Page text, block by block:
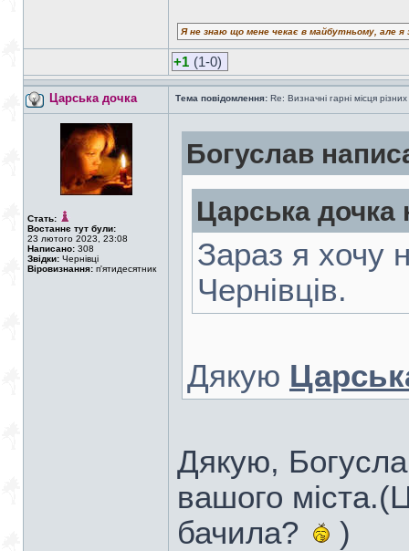
Я не знаю що мене чекає в майбутньому, але
+1 (1-0)
Царська дочка Тема повідомлення: Re: Визначні гарні місця
Стать:
Востаннє тут були:
23 лютого 2023, 23:08
Написано: 308
Звідки: Чернівці
Віровизнання: п'ятидесятник
Богуслав
Царська дочка
Зараз я хочу
Чернівців.
Дякую
Дякую,
вашого
бачила?
)